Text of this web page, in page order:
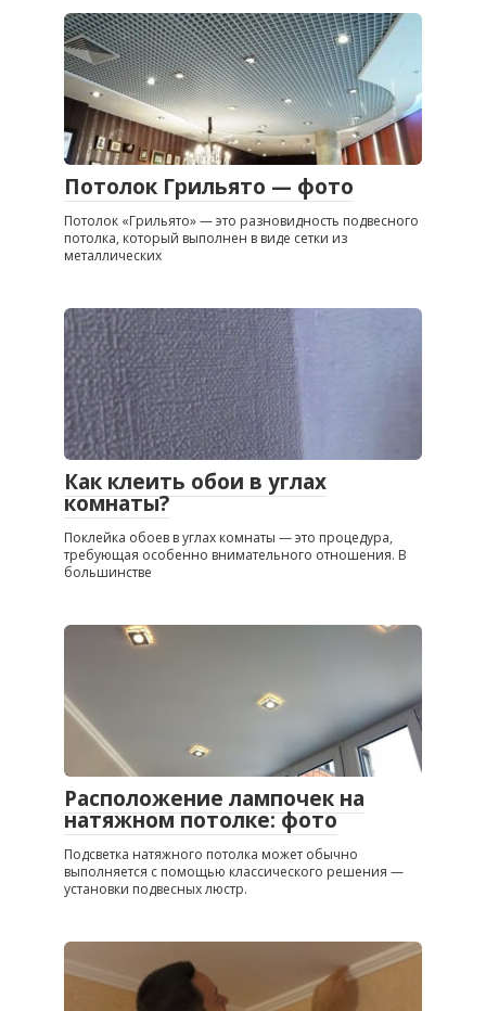
Потолок Грильято — фото
Потолок «Грильято» — это разновидность подвесного
потолка, который выполнен в виде сетки из
металлических
Как клеить обои в углах
комнаты?
Поклейка обоев в углах комнаты — это процедура,
требующая особенно внимательного отношения. В
большинстве
Расположение лампочек на
натяжном потолке: фото
Подсветка натяжного потолка может обычно
выполняется с помощью классического решения —
установки подвесных люстр.